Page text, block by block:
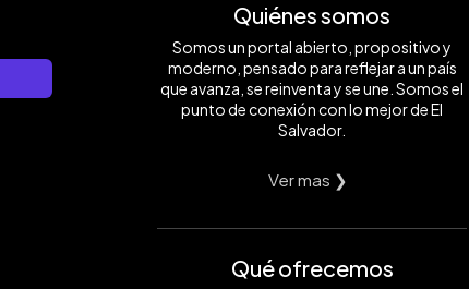
Quiénes somos
Somos un portal abierto, propositivo y
moderno, pensado para reflejar a un país
que avanza, se reinventa y se une. Somos el
punto de conexión con lo mejor de El
Salvador.
Ver mas ❯
Qué ofrecemos